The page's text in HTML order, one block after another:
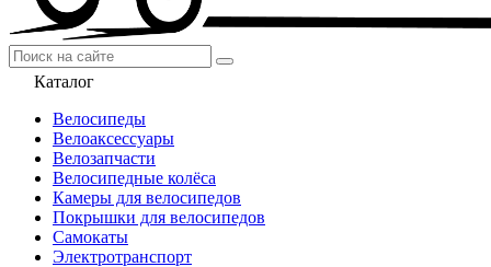
Каталог
Велосипеды
Велоаксессуары
Велозапчасти
Велосипедные колёса
Камеры для велосипедов
Покрышки для велосипедов
Самокаты
Электротранспорт